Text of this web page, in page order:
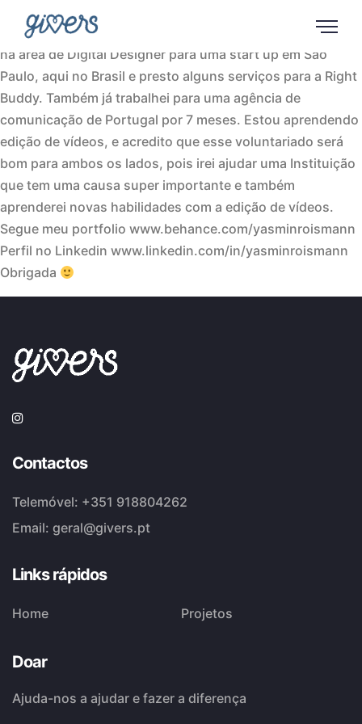
Olá, me chamo Yasmin Roismann, sou brasileira e formada
em Publicidade e Propaganda há 5 anos. Atualmente sigo
na área de Digital Designer para uma start up em São
Paulo, aqui no Brasil e presto alguns serviços para a Right
Buddy. Também já trabalhei para uma agência de
comunicação de Portugal por 7 meses. Estou aprendendo
edição de vídeos, e acredito que esse voluntariado será
bom para ambos os lados, pois irei ajudar uma Instituição
que tem uma causa super importante e também
aprenderei novas habilidades com a edição de vídeos.
Segue meu portfolio www.behance.com/yasminroismann
Perfil no Linkedin www.linkedin.com/in/yasminroismann
Obrigada
Contactos
Telemóvel: +351 918804262
Email: geral@givers.pt
Links rápidos
Home Projetos
Doar
Ajuda-nos a ajudar e fazer a diferença